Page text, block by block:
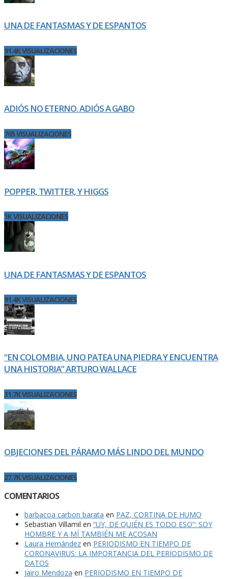
UNA DE FANTASMAS Y DE ESPANTOS
91.4K VISUALIZACIONES
ADIÓS NO ETERNO. ADIÓS A GABO
765 VISUALIZACIONES
POPPER, TWITTER, Y HIGGS
1K VISUALIZACIONES
UNA DE FANTASMAS Y DE ESPANTOS
91.4K VISUALIZACIONES
“EN COLOMBIA, UNO PATEA UNA PIEDRA Y ENCUENTRA
UNA HISTORIA” ARTURO WALLACE
31.7K VISUALIZACIONES
OBJECIONES DEL PÁRAMO MÁS LINDO DEL MUNDO
27.7K VISUALIZACIONES
COMENTARIOS
barbacoa carbon barata en PAZ, CORTINA DE HUMO
Sebastian Villamil en “UY, DE QUIÉN ES TODO ESO”: SOY
HOMBRE Y A MÍ TAMBIÉN ME ACOSAN
Laura Hernández en PERIODISMO EN TIEMPO DE
CORONAVIRUS: LA IMPORTANCIA DEL PERIODISMO DE
DATOS
Jairo Mendoza en PERIODISMO EN TIEMPO DE